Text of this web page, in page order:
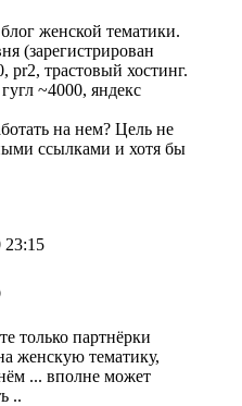
женской тематики.
(зарегистрирован
трастовый хостинг.
~4000, яндекс
на нем? Цель не
ссылками и хотя бы
23:15
только партнёрки
женскую тематику,
... вполне может
..